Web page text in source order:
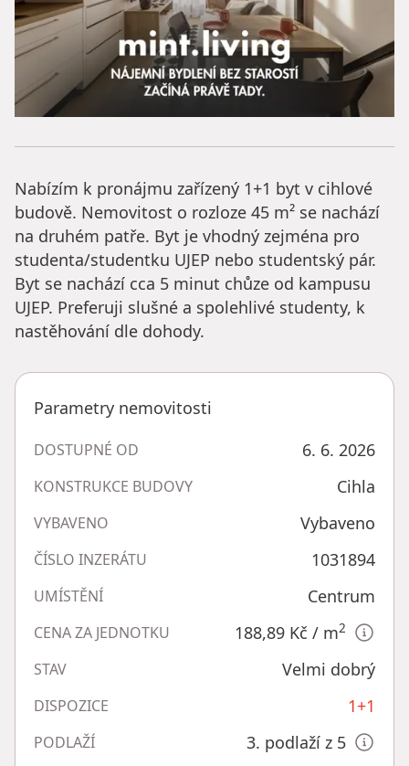
Nabízím k pronájmu zařízený 1+1 byt v cihlové
budově. Nemovitost o rozloze 45 m² se nachází
na druhém patře. Byt je vhodný zejména pro
studenta/studentku UJEP nebo studentský pár.
Byt se nachází cca 5 minut chůze od kampusu
UJEP. Preferuji slušné a spolehlivé studenty, k
nastěhování dle dohody.
Parametry nemovitosti
DOSTUPNÉ OD 6. 6. 2026
KONSTRUKCE BUDOVY Cihla
VYBAVENO Vybaveno
ČÍSLO INZERÁTU 1031894
UMÍSTĚNÍ Centrum
CENA ZA JEDNOTKU 188,89 Kč / m2
STAV Velmi dobrý
DISPOZICE 1+1
PODLAŽÍ 3. podlaží z 5